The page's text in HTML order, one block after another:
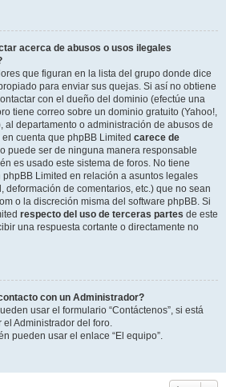
acerca de abusos o usos ilegales
que figuran en la lista del grupo donde dice
para enviar sus quejas. Si así no obtiene
con el dueño del dominio (efectúe una
tiene correo sobre un dominio gratuito (Yahoo!,
al departamento o administración de abusos de
cuenta que phpBB Limited carece de
puede ser de ninguna manera responsable
es usado este sistema de foros. No tiene
Limited en relación a asuntos legales
deformación de comentarios, etc.) que no sean
o la discreción misma del software phpBB. Si
respecto del uso de terceras partes de este
una respuesta cortante o directamente no
con un Administrador?
usar el formulario “Contáctenos”, si está
Administrador del foro.
pueden usar el enlace “El equipo”.